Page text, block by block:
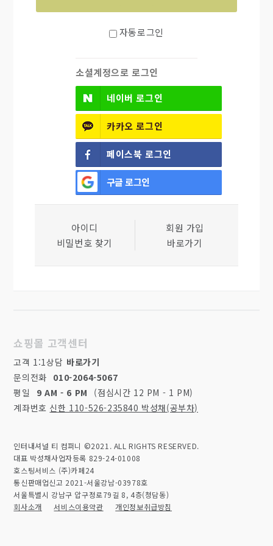
자동로그인
소셜계정으로 로그인
네이버 로그인
카카오 로그인
페이스북 로그인
구글로그인
아이디
비밀번호 찾기
회원 가입
바로가기
쇼핑몰 고객센터
고객 1:1상담 바로가기
문의전화 010-2064-5067
평일
9 AM - 6 PM
(점심시간 12 PM - 1 PM)
계좌번호 신한 110-526-235840 박성채(공부차)
인터내셔널 티 컴퍼니 ©2021. ALL RIGHTS RESERVED.
대표 박성채사업자등록 829-24-01008
호스팅서비스 (주)카페24
통신판매업신고 2021-서울강남-03978호
서울특별시 강남구 압구정로79길 8, 4층(청담동)
회사소개
서비스이용약관 개인정보취급방침